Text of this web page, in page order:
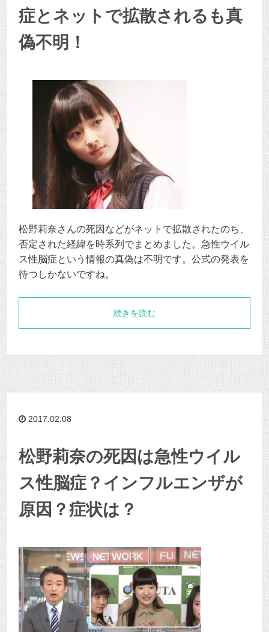
症とネットで拡散されるも真
偽不明！
松野莉奈さんの死因などがネットで拡散されたのち、
否定された経緯を時系列でまとめました。急性ウイル
ス性脳症という情報の真偽は不明です。公式の発表を
待つしかないですね。
続きを読む
2017.02.08
松野莉奈の死因は急性ウイル
ス性脳症？インフルエンザが
原因？症状は？